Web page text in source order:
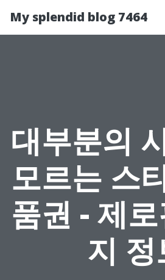
My splendid blog 7464
대부분의
모르는 스
품권 - 제
지 정